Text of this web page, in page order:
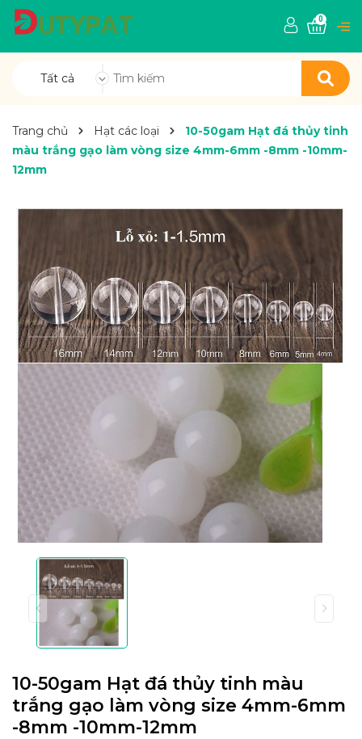
Tất cả
0
Trang chủ Hạt các loại
10-50gam Hạt đá thủy tinh
màu trắng gạo làm vòng size 4mm-6mm -8mm -10mm-
12mm
10-50gam Hạt đá thủy tinh màu
trắng gạo làm vòng size 4mm-6mm
-8mm -10mm-12mm